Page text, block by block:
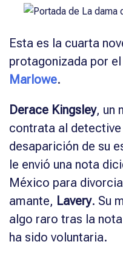
Esta es la cuarta
protagonizada por
Marlowe.
Derace Kingsley, un
contrata al
desaparición de su
le envió una nota
México para
amante, Lavery. Su
algo raro tras la
ha sido voluntaria.